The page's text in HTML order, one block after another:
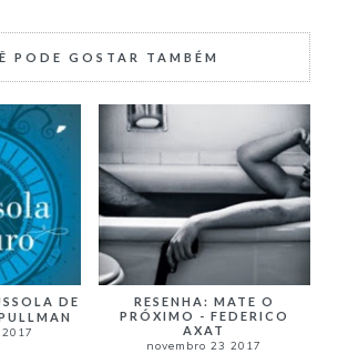
PODE GOSTAR TAMBÉM
DE
RESENHA: MATE O
PRÓXIMO - FEDERICO
AXAT
novembro 23 2017